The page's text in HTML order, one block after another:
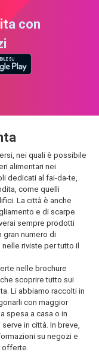
con
nei quali è possibile
alimentari nei
dedicati al fai-da-te,
come quelli
La città è anche
e di scarpe.
sempre prodotti
gran numero di
riviste per tutto il
nelle brochure
scoprire tutto sui
Li abbiamo raccolti in
con maggior
spesa a casa o in
in città. In breve,
su negozi e
offerte.